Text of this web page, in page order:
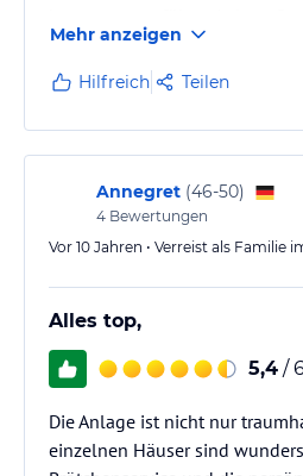
offenes Ohr für Auskünfte, egal
Wanderung oder Empfehlung
Mehr anzeigen
Hilfreich Teilen
Annegret (46-50)
4 Bewertungen
Vor 10 Jahren • Verreist als Familie
Alles top,
5,4 /
Die Anlage ist nicht nur
einzelnen Häuser sind